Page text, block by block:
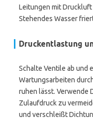
Leitungen mit Druckluft
Stehendes Wasser
Druckentlastung
Schalte Ventile ab und
Wartungsarbeiten
ruhen lässt. Verwende
Zulaufdruck zu
und verschleißt